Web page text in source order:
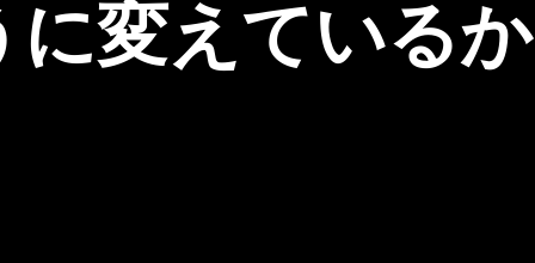
変えているか